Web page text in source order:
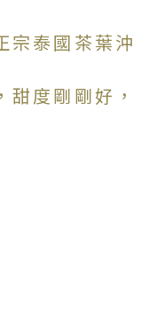
宗泰國茶葉沖
度剛剛好，